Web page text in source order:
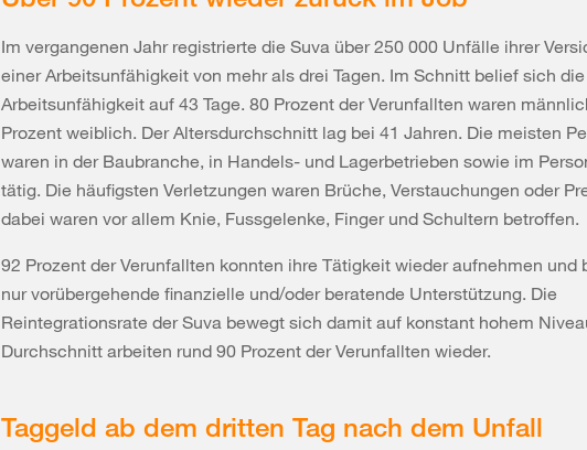
Im vergangenen Jahr registrierte die Suva über 250 000 Unfälle ihrer
einer Arbeitsunfähigkeit von mehr als drei Tagen. Im Schnitt belief sich die
Arbeitsunfähigkeit auf 43 Tage. 80 Prozent der Verunfallten waren
Prozent weiblich. Der Altersdurchschnitt lag bei 41 Jahren. Die meisten
waren in der Baubranche, in Handels- und Lagerbetrieben sowie im
tätig. Die häufigsten Verletzungen waren Brüche, Verstauchungen oder
dabei waren vor allem Knie, Fussgelenke, Finger und Schultern betroffen.
92 Prozent der Verunfallten konnten ihre Tätigkeit wieder aufnehmen und
nur vorübergehende finanzielle und/oder beratende Unterstützung. Die
Reintegrationsrate der Suva bewegt sich damit auf konstant hohem
Durchschnitt arbeiten rund 90 Prozent der Verunfallten wieder. ​
Taggeld ab dem dritten Tag nach dem Unfall